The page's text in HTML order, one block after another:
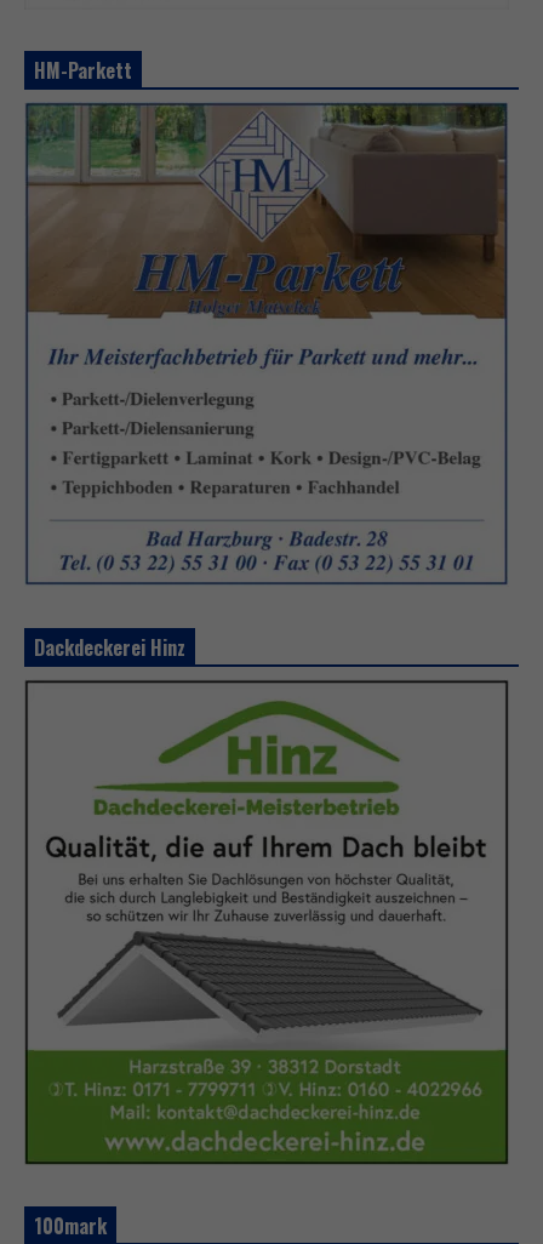
HM-Parkett
Dackdeckerei Hinz
100mark